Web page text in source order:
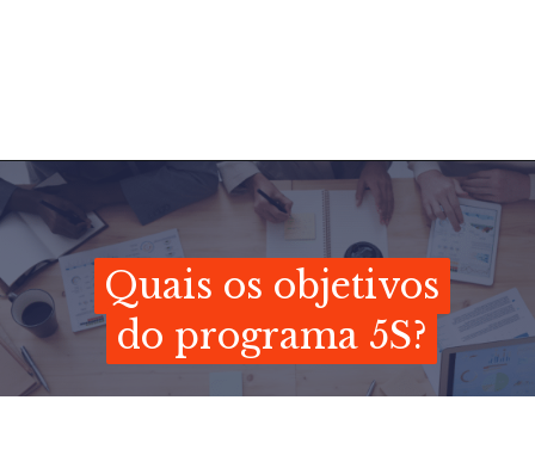
Quais os objetivos
do programa 5S?
Quais os objetivos
do programa 5S?